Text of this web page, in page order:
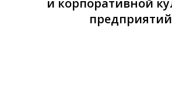
предприятий